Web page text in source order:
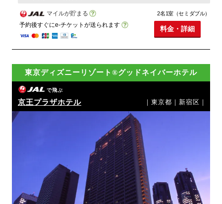
マイルが貯まる
予約後すぐにe-チケットが送られます
2名1室（セミダブル）
料金・詳細
東京ディズニーリゾート®グッドネイバーホテル
で飛ぶ
京王プラザホテル ｜東京都｜新宿区｜